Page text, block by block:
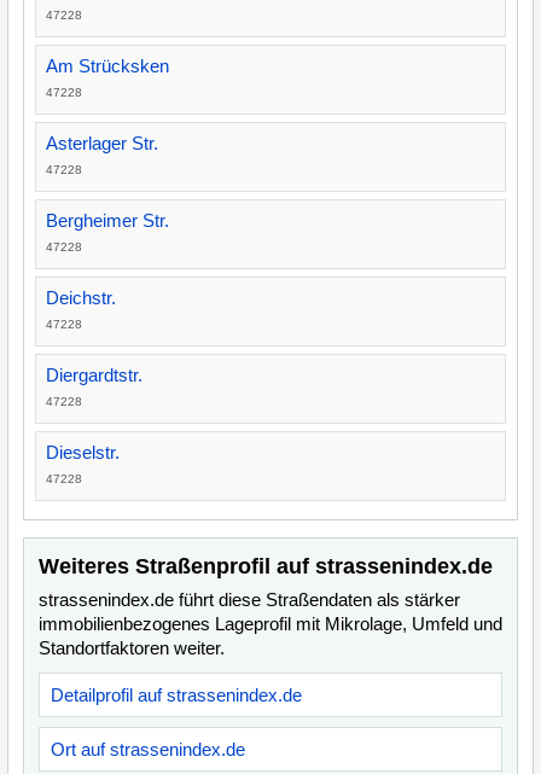
47228
Am Strücksken
47228
Asterlager Str.
47228
Bergheimer Str.
47228
Deichstr.
47228
Diergardtstr.
47228
Dieselstr.
47228
Weiteres Straßenprofil auf strassenindex.de
strassenindex.de führt diese Straßendaten als stärker
immobilienbezogenes Lageprofil mit Mikrolage, Umfeld und
Standortfaktoren weiter.
Detailprofil auf strassenindex.de
Ort auf strassenindex.de